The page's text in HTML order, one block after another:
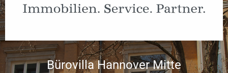
Bürovilla Hannover Mitte